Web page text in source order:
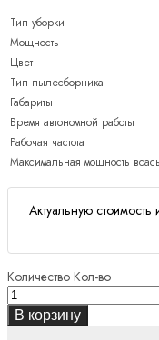
Тип уборки
Мощность
Цвет
Тип пылесборника
Габариты
Время автономной работы
Рабочая частота
Максимальная мощность
Актуальную стоимость
Количество Кол-во
В корзину